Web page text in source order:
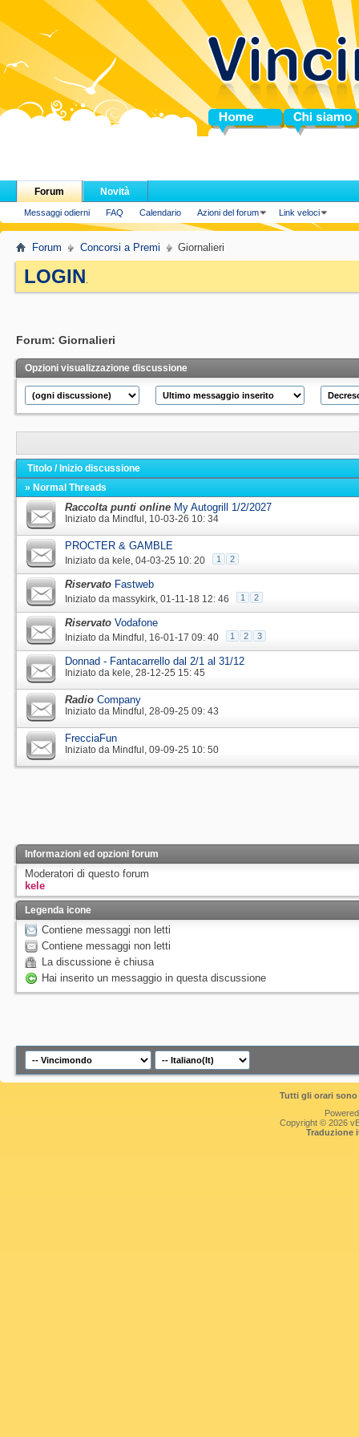
Home Chi siamo
Forum
Messaggi odierni FAQ Calendario Azioni del forum Link veloci
Novità
Forum Concorsi a Premi Giornalieri
LOGIN.
Forum: Giornalieri
Opzioni visualizzazione discussione
Titolo /Inizio discussione
» Normal Threads
Raccolta punti online My Autogrill 1/2/2027
Iniziato da Mindful‎, 10-03-26 10: 34
PROCTER & GAMBLE
Iniziato da kele‎, 04-03-25 10: 20 1 2
Riservato Fastweb
Iniziato da massykirk‎, 01-11-18 12: 46 1 2
Riservato Vodafone
Iniziato da Mindful‎, 16-01-17 09: 40 1 2 3
Donnad - Fantacarrello dal 2/1 al 31/12
Iniziato da kele‎, 28-12-25 15: 45
Radio Company
Iniziato da Mindful‎, 28-09-25 09: 43
FrecciaFun
Iniziato da Mindful‎, 09-09-25 10: 50
Informazioni ed opzioni forum
Moderatori di questo forum
kele
Legenda icone
Contiene messaggi non letti
Contiene messaggi non letti
La discussione è chiusa
Hai inserito un messaggio in questa discussione
Tutti gli orari
Copyright © 2026
Traduzione